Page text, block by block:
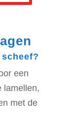
een
lamellen,
met de